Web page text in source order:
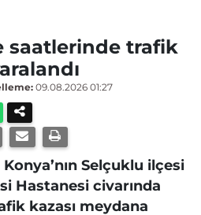
saatlerinde trafik
09.08.2026 01:27
Selçuklu ilçesi
Hastanesi civarında
kazası meydana